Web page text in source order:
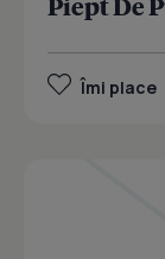
Îmi place